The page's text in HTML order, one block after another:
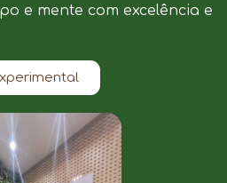
e mente com excelência e